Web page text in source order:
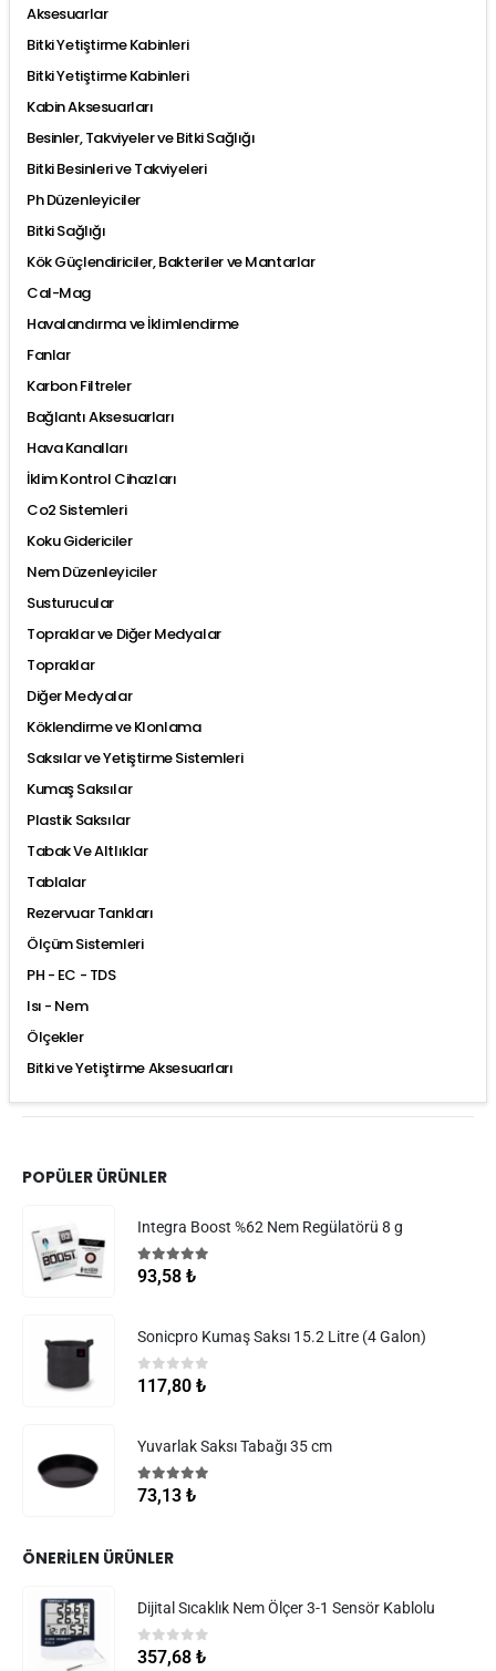
Aksesuarlar
Bitki Yetiştirme Kabinleri
Bitki Yetiştirme Kabinleri
Kabin Aksesuarları
Besinler, Takviyeler ve Bitki Sağlığı
Bitki Besinleri ve Takviyeleri
Ph Düzenleyiciler
Bitki Sağlığı
Kök Güçlendiriciler, Bakteriler ve Mantarlar
Cal-Mag
Havalandırma ve İklimlendirme
Fanlar
Karbon Filtreler
Bağlantı Aksesuarları
Hava Kanalları
İklim Kontrol Cihazları
Co2 Sistemleri
Koku Gidericiler
Nem Düzenleyiciler
Susturucular
Topraklar ve Diğer Medyalar
Topraklar
Diğer Medyalar
Köklendirme ve Klonlama
Saksılar ve Yetiştirme Sistemleri
Kumaş Saksılar
Plastik Saksılar
Tabak Ve Altlıklar
Tablalar
Rezervuar Tankları
Ölçüm Sistemleri
PH - EC - TDS
Isı - Nem
Ölçekler
Bitki ve Yetiştirme Aksesuarları
POPÜLER ÜRÜNLER
Integra Boost %62 Nem Regülatörü 8 g
5.005 üzerinden
93,58 ₺
Sonicpro Kumaş Saksı 15.2 Litre (4 Galon)
0 5 üzerinden
117,80 ₺
Yuvarlak Saksı Tabağı 35 cm
5.005 üzerinden
73,13 ₺
ÖNERILEN ÜRÜNLER
Dijital Sıcaklık Nem Ölçer 3-1 Sensör Kablolu
05 üzerinden
357,68 ₺